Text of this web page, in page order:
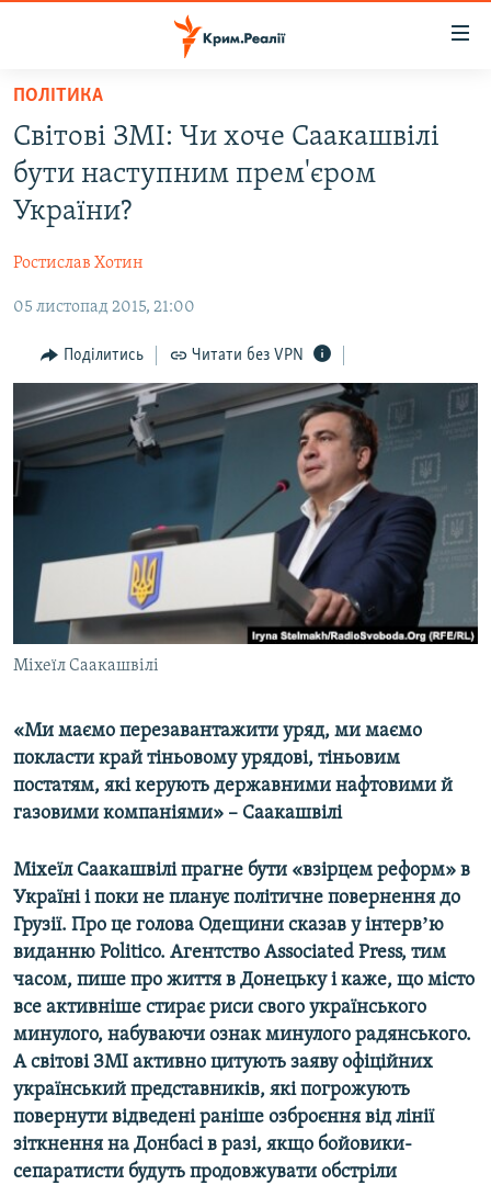
Перейти
основного
матеріалу
Перейти
до
основної
Перейти
пошуку
ВОДА.КРИМ
ВІДЕО ТА ФОТО
БЛОГИ
ПОГЛЯД
ІНТЕРВ'Ю
ВСЕ ЗА ДЕНЬ
СПЕЦПРОЕКТИ
ДЕПОРТАЦІЯ
СВІДЧЕННЯ ОКУПАЦІЇ
УКРАЇНСЬКА ПРОБЛЕМА КРИМУ
ІНФОГРАФІКА
ЯК ОБІЙТИ БЛОКУВАННЯ
Qırımtatar
ДОЛУЧАЙСЯ!
Усі сайти RFE/RL
ПОЛІТИКА
Світові ЗМІ: Чи хоче Саакашвілі
бути наступним прем'єром
України?
Ростислав Хотин
05 листопад 2015, 21:00
Поділитись Читати без VPN
Міхеїл Саакашвілі
«Ми маємо перезавантажити уряд, ми маємо
покласти край тіньовому урядові, тіньовим
постатям, які керують державними нафтовими й
газовими компаніями» – Саакашвілі
Міхеїл Саакашвілі прагне бути «взірцем реформ» в
Україні і поки не планує політичне повернення до
Грузії. Про це голова Одещини сказав у інтервʼю
виданню Politico. Агентство Associated Press, тим
часом, пише про життя в Донецьку і каже, що місто
все активніше стирає риси свого українського
минулого, набуваючи ознак минулого радянського.
А світові ЗМІ активно цитують заяву офіційних
український представників, які погрожують
повернути відведені раніше озброєння від лінії
зіткнення на Донбасі в разі, якщо бойовики-
сепаратисти будуть продовжувати обстріли